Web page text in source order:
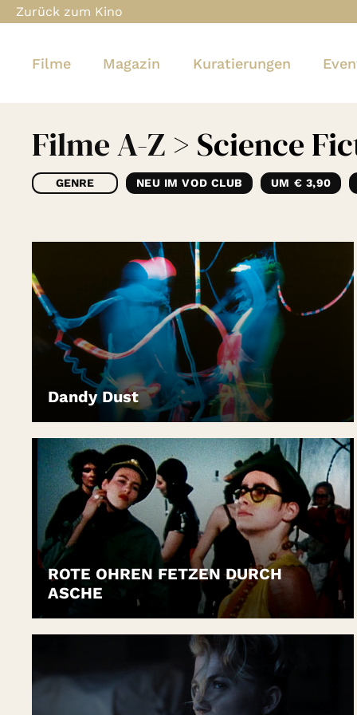
Zurück zum Kino
Filme Magazin Kuratierungen
Filme A-Z > Science
GENRE NEU IM VOD CLUB UM € 3,90
Dandy Dust
LEIHEN
ROTE OHREN FETZEN DURCH
ASCHE
LEIHEN